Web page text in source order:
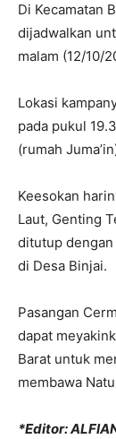
Di Kecamatan
dijadwalkan
malam (12/10/
Lokasi
pada pukul
(rumah
Keesokan
Laut, Genting
ditutup dengan
di Desa Binjai.
Pasangan
dapat
Barat untuk
membawa
*Editor: